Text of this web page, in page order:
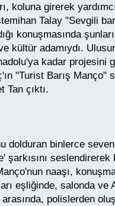
koluna girerek
Talay "Sevgili
konuşmasında
kültür adamıydı.
kadar projesini
"Turist Barış Manço"
Tan çıktı.
dolduran binlerce
şarkısını seslendirerek
naaşı,
eşliğinde, salonda ve
polislerden